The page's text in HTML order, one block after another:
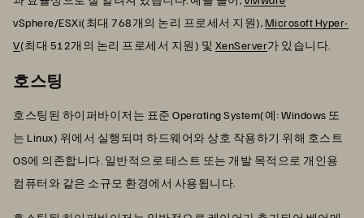
vSphere/ESXi(최대 768개의 논리 프로세서 지원),Microsoft Hyper-
V(최대 512개의 논리 프로세서 지원) 및 XenServer가 있습니다.
호스팅
호스팅된 하이퍼바이저는 표준 Operating System(예: Windows 또
는 Linux) 위에서 실행되며 하드웨어와 상호 작용하기 위해 호스트
OS에 의존합니다. 일반적으로 테스트 또는 개발 목적으로 개인용
컴퓨터와 같은 소규모 환경에서 사용됩니다.